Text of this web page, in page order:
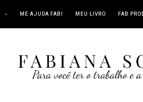
ME AJUDA FABI MEU LIVRO FAB